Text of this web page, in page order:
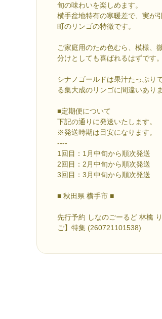
旬の味わいを楽しめます。
横手盆地特有の寒暖差で、実が
町のリンゴの特徴です。
ご家庭用のため色むら、模様、
分けとしても喜ばれるはずです。
シナノゴールドは果汁たっぷり
る集大成のリンゴに間違いあり
■定期便について
下記の通りに発送いたします。
※発送時期は目安になります。
----
1回目：1月中旬から順次発送
2回目：2月中旬から順次発送
3回目：3月中旬から順次発送
■ 秋田県 横手市 ■
先行予約 しなのごーるど 林檎
ご】特集 (260721101538)